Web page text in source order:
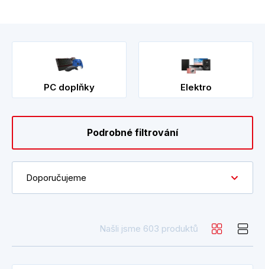
PC doplňky Elektro
Podrobné filtrování
Doporučujeme
Našli jsme 603 produktů